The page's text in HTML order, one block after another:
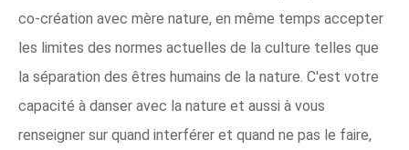
co-création avec mère nature, en même temps accepter
les limites des normes actuelles de la culture telles que
la séparation des êtres humains de la nature. C'est votre
capacité à danser avec la nature et aussi à vous
renseigner sur quand interférer et quand ne pas le faire,